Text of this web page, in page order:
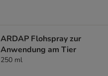
ARDAP Flohspray zur
Anwendung am Tier
250 ml